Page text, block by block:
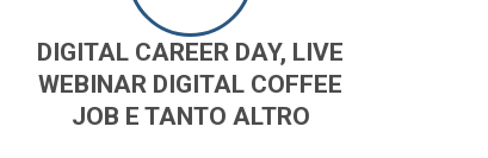
DIGITAL CAREER DAY, LIVE
WEBINAR DIGITAL COFFEE
JOB E TANTO ALTRO